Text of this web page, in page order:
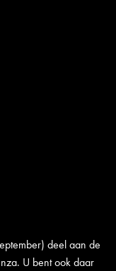
deel aan de
U bent ook daar